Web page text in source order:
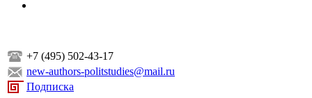
+7 (495) 502-43-17
new-authors-politstudies@mail.ru
Подписка